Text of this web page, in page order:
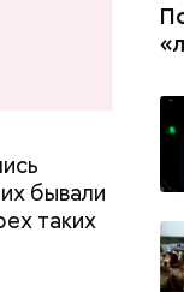
бывали
таких